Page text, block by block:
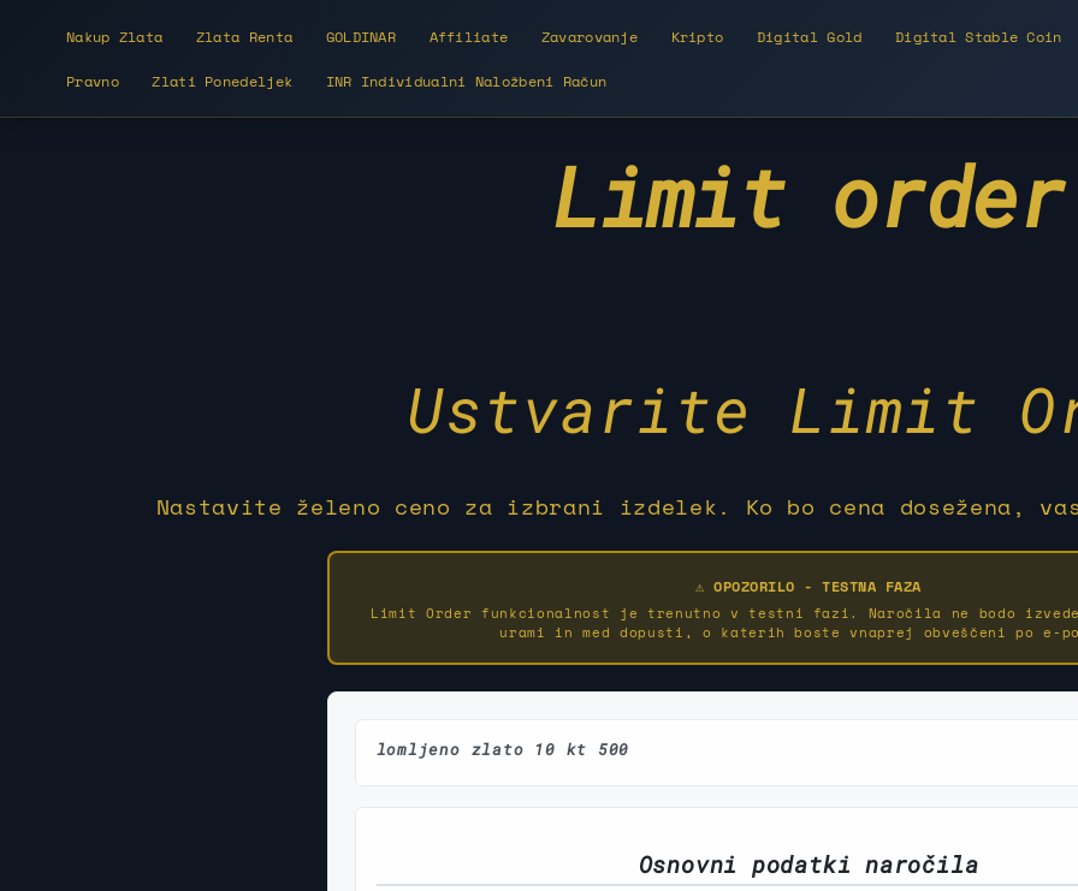
Nakup Zlata Zlata Renta GOLDINAR Affiliate Zavarovanje Kripto Digital Gold Digital Stable Coin
Pravno Zlati Ponedeljek INR Individualni Naložbeni Račun
Limit order
Ustvarite Limit
Nastavite želeno ceno za izbrani izdelek. Ko bo cena dosežena,
⚠️ OPOZORILO - TESTNA FAZA
Limit Order funkcionalnost je trenutno v testni fazi. Naročila ne bodo
urami in med dopusti, o katerih boste vnaprej obveščeni po e-
lomljeno zlato 10 kt 500
Osnovni podatki naročila